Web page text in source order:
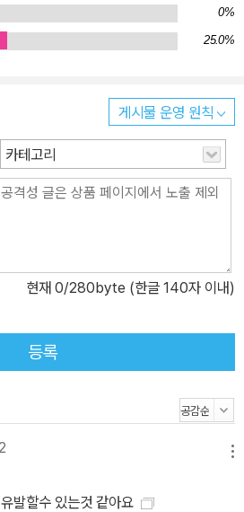
0%
25.0%
게시물 운영 원칙
카테고리
현재 0/280byte (한글 140자 이내)
등록
발할수 있는것 같아요